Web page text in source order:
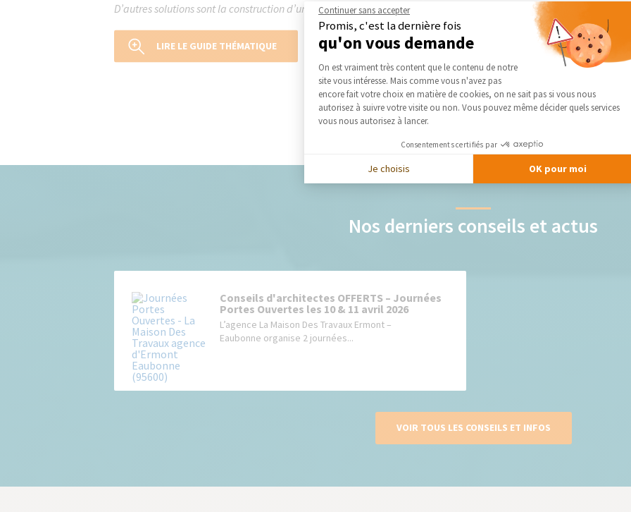
D’autres solutions sont la construction d’une véranda ou...
LIRE LE GUIDE THÉMATIQUE
Nos derniers conseils et actus
Conseils d'architectes OFFERTS – Journées
Portes Ouvertes les 10 & 11 avril 2026
L’agence La Maison Des Travaux Ermont –
Eaubonne organise 2 journées...
VOIR TOUS LES CONSEILS ET INFOS
Continuer sans accepter
Promis, c'est la dernière fois
qu'on vous demande
Plateforme de Gestion du Consentement :
On est vraiment très content que le contenu de notre
site vous intéresse. Mais comme vous n'avez pas
encore fait votre choix en matière de cookies, on ne sait pas si vous nous
autorisez à suivre votre visite ou non. Vous pouvez même décider quels services
vous nous autorisez à lancer.
Consentements certifiés par
Je choisis OK pour moi
Axeptio consent